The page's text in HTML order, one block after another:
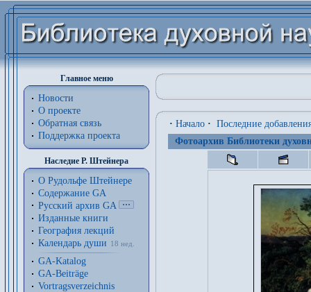
Главное меню
Новости
О проекте
Обратная связь
Поддержка проекта
Наследие Р. Штейнера
О Рудольфе Штейнере
Содержание GA
Русский архив GA
Изданные книги
География лекций
Календарь души
18 нед.
GA-Katalog
GA-Beiträge
Vortragsverzeichnis
· Начало · Последние
Фотоархив Библиотеки